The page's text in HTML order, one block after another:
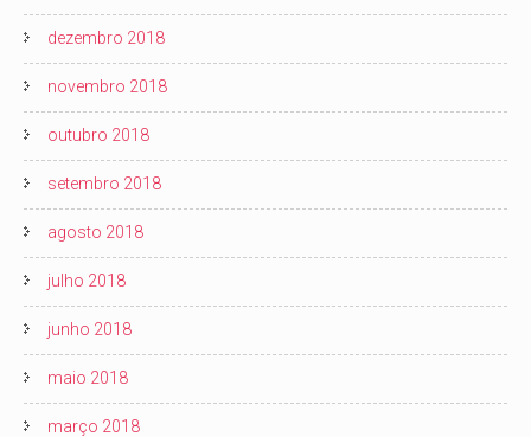
dezembro 2018
novembro 2018
outubro 2018
setembro 2018
agosto 2018
julho 2018
junho 2018
maio 2018
março 2018